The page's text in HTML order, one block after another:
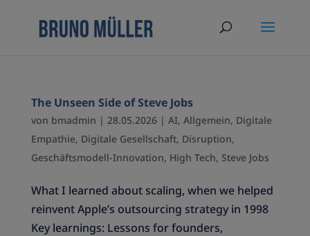
The Unseen Side of Steve Jobs
von bmadmin | 28.05.2026| AI, Allgemein, Digitale
Empathie, Digitale Gesellschaft, Disruption,
Geschäftsmodell-Innovation, High Tech, Steve Jobs
What I learned about scaling, when we helped
reinvent Apple’s outsourcing strategy in 1998
Key learnings: Lessons for founders,